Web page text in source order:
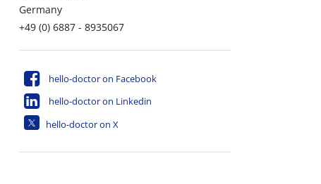
Germany
+49 (0) 6887 - 8935067
hello-doctor on Facebook
hello-doctor on Linkedin
hello-doctor on X